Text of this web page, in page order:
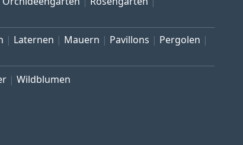
Laternen Mauern Pavillons
Pergolen
Wildblumen